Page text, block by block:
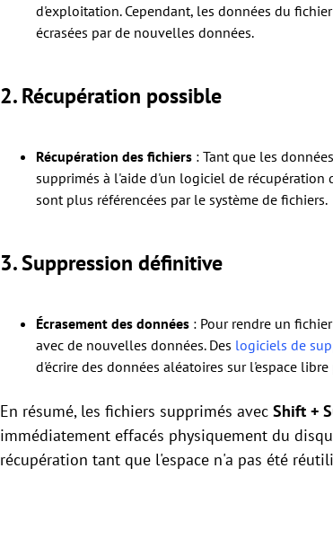
d'exploitation. Cependant, les données du
écrasées par de nouvelles données.
2.Récupération possible
Récupération des fichiers : Tant que les
supprimés à l'aide d'un logiciel de récupération
sont plus référencées par le système de fichiers.
3.Suppression définitive
Écrasement des données : Pour rendre un
avec de nouvelles données. Des logiciels de
d'écrire des données aléatoires sur l'espace
En résumé, les fichiers supprimés avec Shift +
immédiatement effacés physiquement du
récupération tant que l'espace n'a pas été